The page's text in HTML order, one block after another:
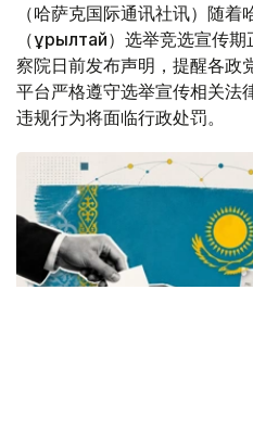
（哈萨克国际通讯社讯）随
（Құрылтай）选举竞选宣传
察院日前发布声明，提醒各政
平台严格遵守选举宣传相关法
违规行为将面临行政处罚。